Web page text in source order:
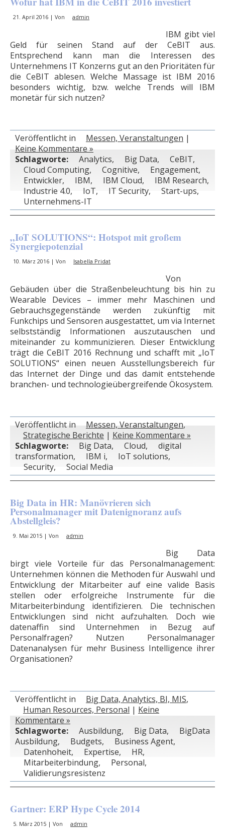
21. April 2016 | Von admin
IBM gibt viel
Geld für seinen Stand auf der CeBIT aus.
Entsprechend kann man die Interessen des
Unternehmens IT Konzerns gut an den Prioritäten für
die CeBIT ablesen. Welche Massage ist IBM 2016
besonders wichtig, bzw. welche Trends will IBM
monetär für sich nutzen?
Veröffentlicht in Messen, Veranstaltungen |
Keine Kommentare »
Schlagworte:
Analytics, Big Data, CeBIT,
Cloud Computing, Cognitive, Engagement,
Entwickler, IBM, IBM Cloud, IBM Research,
Industrie 4.0, IoT, IT Security, Start-ups,
Unternehmens-IT
„IoT SOLUTIONS“: Hotspot mit großem
Synergiepotenzial
10. März 2016 | Von Isabella Pridat
Von
Gebäuden über die Straßenbeleuchtung bis hin zu
Wearable Devices – immer mehr Maschinen und
Gebrauchsgegenstände werden zukünftig mit
Funkchips und Sensoren ausgestattet, um via Internet
selbstständig Informationen auszutauschen und
miteinander zu kommunizieren. Dieser Entwicklung
trägt die CeBIT 2016 Rechnung und schafft mit „IoT
SOLUTIONS“ einen neuen Ausstellungsbereich für
das Internet der Dinge und das damit entstehende
branchen- und technologieübergreifende Ökosystem.
Veröffentlicht in Messen, Veranstaltungen,
Strategische Berichte | Keine Kommentare »
Schlagworte:
Big Data, Cloud,
digital
transformation, IBM i, IoT solutions,
Security, Social Media
Big Data in HR: Manövrieren sich
Personalmanager mit Datenignoranz aufs
Abstellgleis?
9. Mai 2015 | Von admin
Big Data
birgt viele Vorteile für das Personalmanagement:
Unternehmen können die Methoden für Auswahl und
Entwicklung der Mitarbeiter auf eine valide Basis
stellen oder erfolgreiche Instrumente für die
Mitarbeiterbindung identifizieren. Die technischen
Entwicklungen sind nicht aufzuhalten. Doch wie
datenaffin sind Unternehmen in Bezug auf
Personalfragen? Nutzen Personalmanager
Datenanalysen für mehr Business Intelligence ihrer
Organisationen?
Veröffentlicht in Big Data, Analytics, BI, MIS,
Human Resources, Personal | Keine
Kommentare »
Schlagworte:
Ausbildung, Big Data,
BigData
Ausbildung, Budgets, Business Agent,
Datenhoheit, Expertise, HR,
Mitarbeiterbindung, Personal,
Validierungsresistenz
Gartner: ERP Hype Cycle 2014
5. März 2015 | Von admin